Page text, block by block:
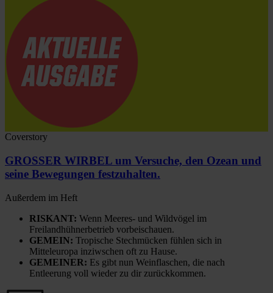
Coverstory
GROSSER WIRBEL um Versuche, den Ozean und
seine Bewegungen festzuhalten.
Außerdem im Heft
RISKANT: Wenn Meeres- und Wildvögel im
Freilandhühnerbetrieb vorbeischauen.
GEMEIN: Tropische Stechmücken fühlen sich in
Mitteleuropa inziwschen oft zu Hause.
GEMEINER: Es gibt nun Weinflaschen, die nach
Entleerung voll wieder zu dir zurückkommen.